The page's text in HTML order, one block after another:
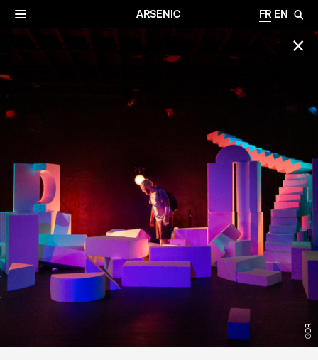
ARSENIC FR EN 🔎
☰
✕
©DR